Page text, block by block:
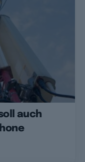
auch